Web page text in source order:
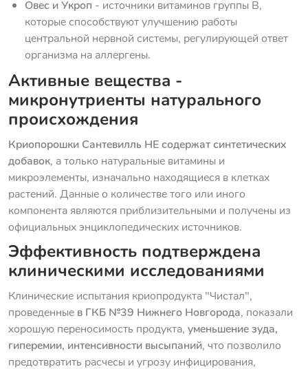
Овес и Укроп - источники витаминов группы В,
которые способствуют улучшению работы
центральной нервной системы, регулирующей ответ
организма на аллергены.
Активные вещества -
микронутриенты натурального
происхождения
Криопорошки Сантевилль НЕ содержат синтетических
добавок, а только натуральные витамины и
микроэлементы, изначально находящиеся в клетках
растений. Данные о количестве того или иного
компонента являются приблизительными и получены из
официальных энциклопедических источников.
Эффективность подтверждена
клиническими исследованиями
Клинические испытания криопродукта "Чистал",
проведенные в ГКБ №39 Нижнего Новгорода, показали
хорошую переносимость продукта, уменьшение зуда,
гиперемии, интенсивности высыпаний, что позволило
предотвратить расчесы и угрозу инфицирования,